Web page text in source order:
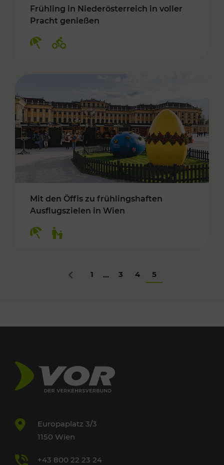
Frühling in Niederösterreich in voller
Pracht genießen
Mit den Öffis zu frühlingshaften
Ausflugszielen in Wien
Zurück
1 ... 3 4 5
Europaplatz 3/3
1150 Wien
+43 800 22 23 24